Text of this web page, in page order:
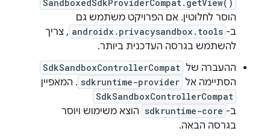
SandboxedSdkProviderCompat.getView()
הוסר לחלוטין. אם הפרויקט משתמש גם
ב- androidx.privacysandbox.tools , צריך
להשתמש בגרסה העדכנית ביותר.
ההעברה של SdkSandboxControllerCompat
הסתיימה אל sdkruntime-provider . המאפיין
SdkSandboxControllerCompat
ב- sdkruntime-core הוצא משימוש ויוסר
בגרסה הבאה.